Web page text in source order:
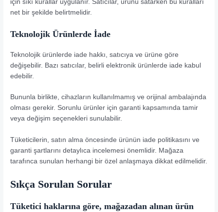
için sıkı kurallar uygulanır. Satıcılar, ürünü satarken bu kuralları
net bir şekilde belirtmelidir.
Teknolojik Ürünlerde İade
Teknolojik ürünlerde iade hakkı, satıcıya ve ürüne göre
değişebilir. Bazı satıcılar, belirli elektronik ürünlerde iade kabul
edebilir.
Bununla birlikte, cihazların kullanılmamış ve orijinal ambalajında
olması gerekir. Sorunlu ürünler için garanti kapsamında tamir
veya değişim seçenekleri sunulabilir.
Tüketicilerin, satın alma öncesinde ürünün iade politikasını ve
garanti şartlarını detaylıca incelemesi önemlidir. Mağaza
tarafınca sunulan herhangi bir özel anlaşmaya dikkat edilmelidir.
Sıkça Sorulan Sorular
Tüketici haklarına göre, mağazadan alınan ürün